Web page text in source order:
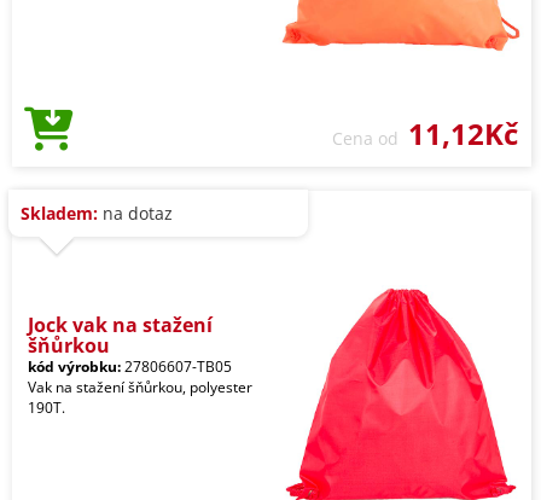
Cena od 11,12Kč
Skladem: na dotaz
Jock vak na stažení
šňůrkou
kód výrobku:27806607-TB05
Vak na stažení šňůrkou, polyester
190T.